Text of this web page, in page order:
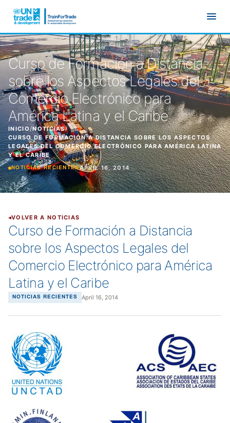
Curso de Formación a Distancia
sobre los Aspectos Legales del
Comercio Electrónico para
América Latina y el Caribe
INICIO/NOTICIAS/
CURSO DE FORMACIÓN A DISTANCIA SOBRE LOS ASPECTOS
LEGALES DEL COMERCIO ELECTRÓNICO PARA AMÉRICA LATINA
Y EL CARIBE
NOTICIAS RECIENTESAPRIL 16, 2014
VOLVER A NOTICIAS
Curso de Formación a Distancia
sobre los Aspectos Legales del
Comercio Electrónico para América
Latina y el Caribe
NOTICIAS RECIENTES April 16, 2014